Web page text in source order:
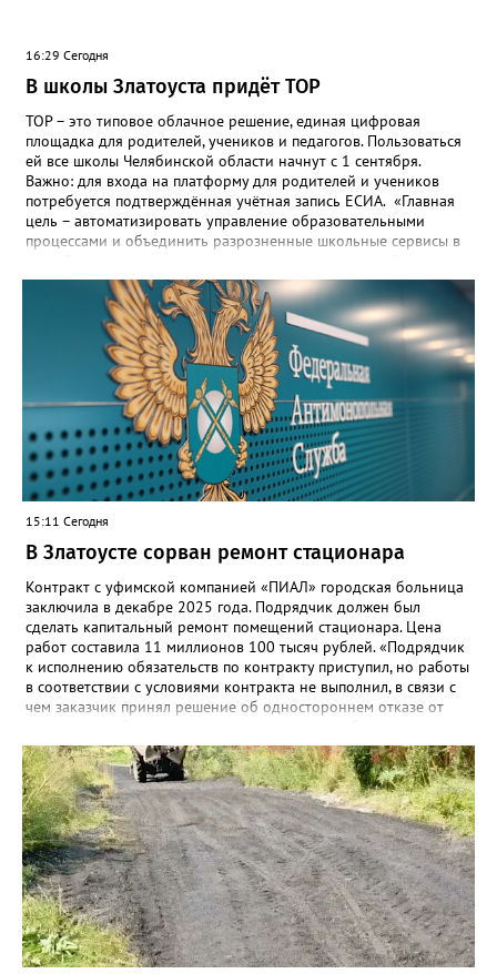
16:29 Сегодня
В школы Златоуста придёт ТОР
ТОР – это типовое облачное решение, единая цифровая
площадка для родителей, учеников и педагогов. Пользоваться
ей все школы Челябинской области начнут с 1 сентября.
Важно: для входа на платформу для родителей и учеников
потребуется подтверждённая учётная запись ЕСИА. «Главная
цель – автоматизировать управление образовательными
процессами и объединить разрозненные школьные сервисы в
региональном министерстве образования. - Платформа ТОР
“Моя школа” объединит все школьные сервисы в единую
безопасную государственную экосистему. Предполагается, что
переход пройдёт максимально комфортно для пользователей».
Привычные функции - оценки, расписание, домашние задания,
связь с учителями, знакомые пользователям экосистемы
«Госуслуги Моя школа», не просто сохранятся, они будут
собраны в одном месте, подчеркнули в ведомстве. Причём в
этом случае переход на ТОР станет вообще незаметным.
15:11 Сегодня
В Златоусте сорван ремонт стационара
Контракт с уфимской компанией «ПИАЛ» городская больница
заключила в декабре 2025 года. Подрядчик должен был
сделать капитальный ремонт помещений стационара. Цена
работ составила 11 миллионов 100 тысяч рублей. «Подрядчик
к исполнению обязательств по контракту приступил, но работы
в соответствии с условиями контракта не выполнил, в связи с
чем заказчик принял решение об одностороннем отказе от
Челябинском УФАС. Антимонопольная служба приняла
решение включить ООО «ПИАЛ» в реестр недобросовестных
поставщиков. В чёрном списке уфимский подрядчик будет два
года.